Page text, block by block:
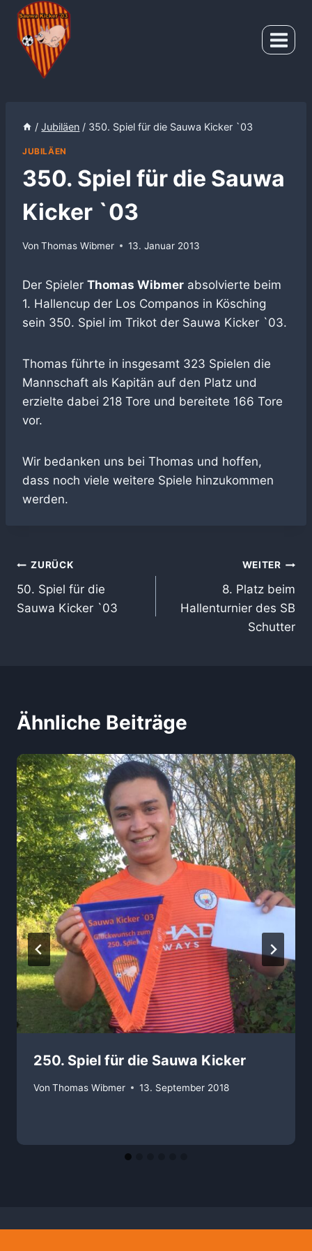
Zum
Inhalt
springen
/ Jubiläen / 350. Spiel für die Sauwa Kicker `03
JUBILÄEN
350. Spiel für die Sauwa
Kicker `03
Von Thomas Wibmer 13. Januar 2013
Der Spieler Thomas Wibmer absolvierte beim
1. Hallencup der Los Companos in Kösching
sein 350. Spiel im Trikot der Sauwa Kicker `03.
Thomas führte in insgesamt 323 Spielen die
Mannschaft als Kapitän auf den Platz und
erzielte dabei 218 Tore und bereitete 166 Tore
vor.
Wir bedanken uns bei Thomas und hoffen,
dass noch viele weitere Spiele hinzukommen
werden.
Beitragsnavigation
ZURÜCK
50. Spiel für die
Sauwa Kicker `03
WEITER
8. Platz beim
Hallenturnier des SB
Schutter
Ähnliche Beiträge
250. Spiel für die Sauwa Kicker
Von Thomas Wibmer 13. September 2018